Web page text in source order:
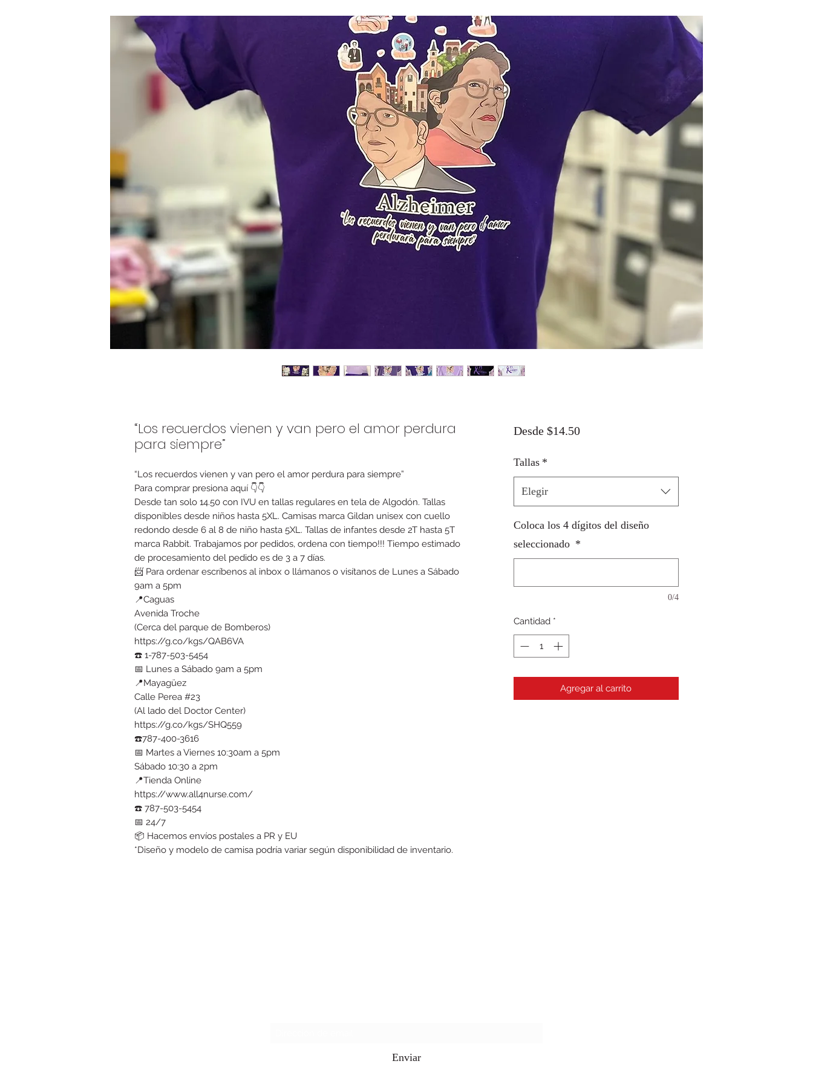
“Los recuerdos vienen y van pero el amor perdura
para siempre”
“Los recuerdos vienen y van pero el amor perdura para siempre”
Para comprar presiona aquí 👇👇
Desde tan solo 14.50 con IVU en tallas regulares en tela de Algodón. Tallas
disponibles desde niños hasta 5XL. Camisas marca Gildan unisex con cuello
redondo desde 6 al 8 de niño hasta 5XL. Tallas de infantes desde 2T hasta 5T
marca Rabbit. Trabajamos por pedidos, ordena con tiempo!!! Tiempo estimado
de procesamiento del pedido es de 3 a 7 días.
📨 Para ordenar escríbenos al inbox o llámanos o visítanos de Lunes a Sábado
9am a 5pm
📍Caguas
Avenida Troche
(Cerca del parque de Bomberos)
https://g.co/kgs/QAB6VA
☎️ 1-787-503-5454
📅 Lunes a Sábado 9am a 5pm
📍Mayagüez
Calle Perea #23
(Al lado del Doctor Center)
https://g.co/kgs/SHQ559
☎️787-400-3616
📅 Martes a Viernes 10:30am a 5pm
Sábado 10:30 a 2pm
📍Tienda Online
https://www.all4nurse.com/
☎️ 787-503-5454
📅 24/7
📦 Hacemos envíos postales a PR y EU
*Diseño y modelo de camisa podría variar según disponibilidad de inventario.
Desde $14.50Precio
Tallas *
Elegir
Coloca los 4 dígitos del diseño
seleccionado *
0/4
Cantidad *
Agregar al carrito
Enviar